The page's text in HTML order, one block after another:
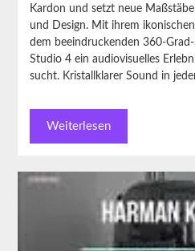
Kardon und setzt neue
und Design. Mit ihrem
dem beeindruckenden 360-
Studio 4 ein audiovisuelles
sucht. Kristallklarer Sound in
Weiterlesen